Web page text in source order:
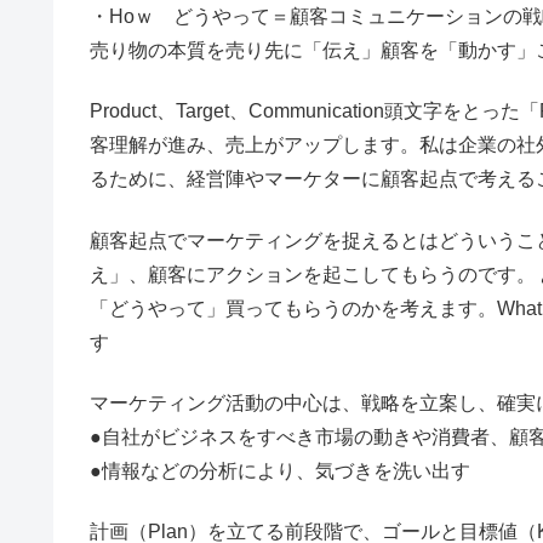
・Hoｗ どうやって＝顧客コミュニケーションの
売り物の本質を売り先に「伝え」顧客を「動かす」
Product、Target、Communication頭文字をとった
客理解が進み、売上がアップします。私は企業の
るために、経営陣やマーケターに顧客起点で考え
顧客起点でマーケティングを捉えるとはどういう
え」、顧客にアクションを起こしてもらうのです
「どうやって」買ってもらうのかを考えます。
す
マーケティング活動の中心は、戦略を立案し、確
●自社がビジネスをすべき市場の動きや消費者、顧
●情報などの分析により、気づきを洗い出す
計画（Plan）を立てる前段階で、ゴールと目標値